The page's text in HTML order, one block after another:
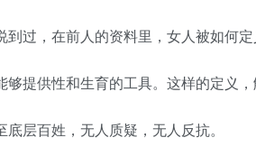
，在前人的资料里，女人被如何定
供性和生育的工具。这样的定义，
层百姓，无人质疑，无人反抗。